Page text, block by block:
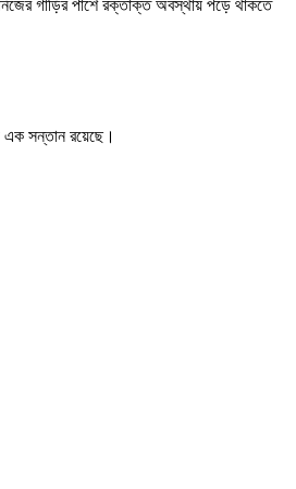
গাড়ির পাশে রক্তাক্ত অবস্থায় পড়ে থাকতে
এক সন্তান রয়েছে।